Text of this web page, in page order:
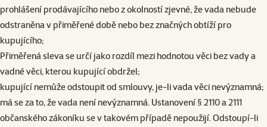
prohlášení prodávajícího nebo z okolností zjevné, že vada nebude
odstraněna v přiměřené době nebo bez značných obtíží pro
kupujícího;
Přiměřená sleva se určí jako rozdíl mezi hodnotou věci bez vady a
vadné věci, kterou kupující obdržel;
kupující nemůže odstoupit od smlouvy, je-li vada věci nevýznamná;
má se za to, že vada není nevýznamná. Ustanovení § 2110 a 2111
občanského zákoníku se v takovém případě nepoužijí. Odstoupí-li